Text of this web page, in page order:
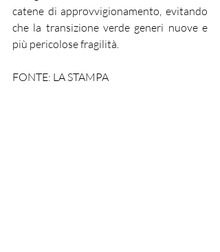
catene di approvvigionamento, evitando
che la transizione verde generi nuove e
più pericolose fragilità.
FONTE: LA STAMPA